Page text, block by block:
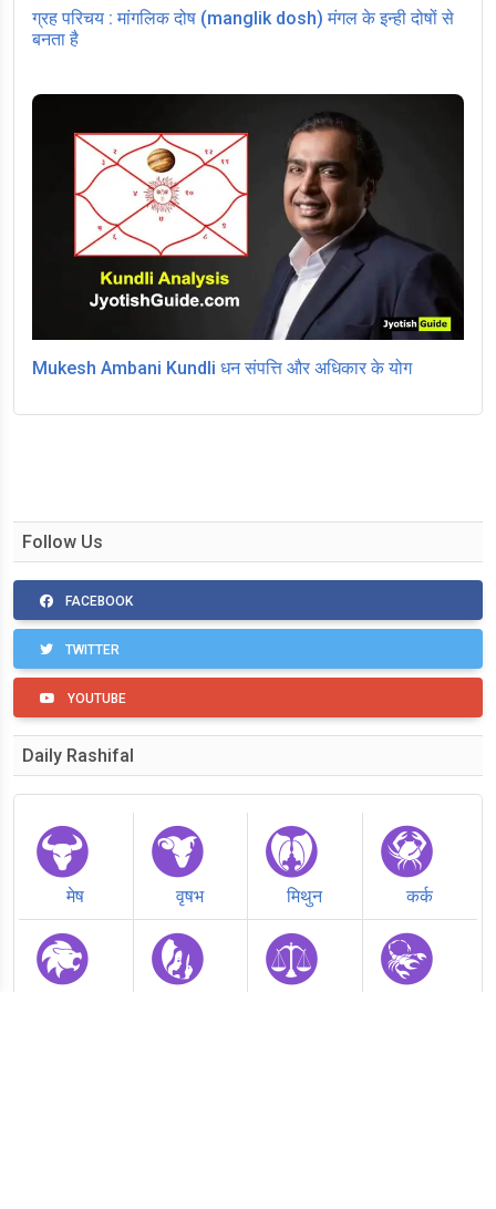
ग्रह परिचय : मांगलिक दोष (manglik dosh) मंगल के इन्ही दोषों से
बनता है
Mukesh Ambani Kundli धन संपत्ति और अधिकार के योग
Follow Us
FACEBOOK
TWITTER
YOUTUBE
Daily Rashifal
मेष वृषभ मिथुन कर्क